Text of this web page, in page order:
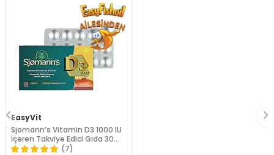
EasyVit
Sjomann’s Vitamin D3 1000 IU
İçeren Takviye Edici Gıda 30
Adet Çiğnenebilir Jel Form
(7)